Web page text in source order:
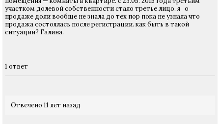
участком долевой собственности стало третье лицо. я о
продаже доли вообще не знала до тех пор пока не узнала что
продажа состоялась после регистрации. как быть в такой
ситуации? Галина.
1 ответ
Отвечено 11 лет назад